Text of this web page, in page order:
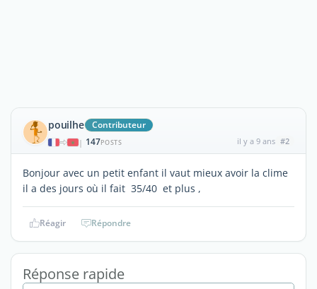
pouilhe Contributeur
| 147POSTS il y a 9 ans #2
Bonjour avec un petit enfant il vaut mieux avoir la clime
il a des jours où il fait 35/40 et plus ,
Réagir Répondre
Réponse rapide